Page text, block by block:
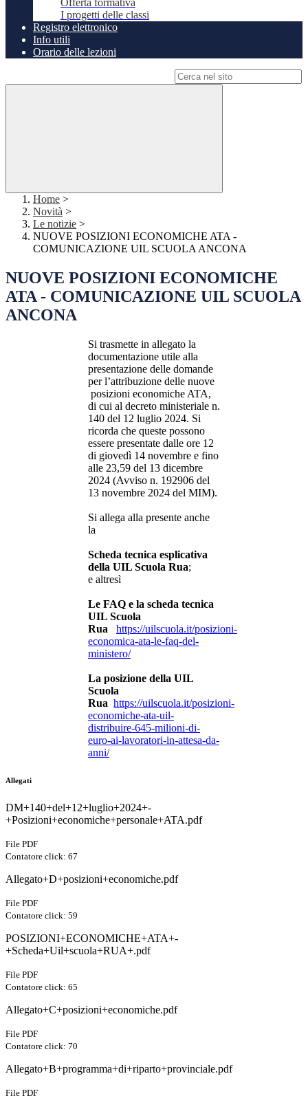
Offerta formativa
I progetti delle classi
Registro elettronico
Info utili
Orario delle lezioni
Home >
Novità >
Le notizie >
NUOVE POSIZIONI ECONOMICHE ATA -
COMUNICAZIONE UIL SCUOLA ANCONA
NUOVE POSIZIONI ECONOMICHE
ATA - COMUNICAZIONE UIL SCUOLA
ANCONA
Si trasmette in allegato la
documentazione utile alla
presentazione delle domande
per l’attribuzione delle nuove
posizioni economiche ATA,
di cui al decreto ministeriale n.
140 del 12 luglio 2024. Si
ricorda che queste possono
essere presentate dalle ore 12
di giovedì 14 novembre e fino
alle 23,59 del 13 dicembre
2024 (Avviso n. 192906 del
13 novembre 2024 del MIM).
Si allega alla presente anche
la
Scheda tecnica esplicativa
della UIL Scuola Rua;
e altresì
Le FAQ e la scheda tecnica
UIL Scuola
Rua
https://uilscuola.it/posizioni-
economica-ata-le-faq-del-
ministero/
La posizione della UIL
Scuola
Rua https://uilscuola.it/posizioni-
economiche-ata-uil-
distribuire-645-milioni-di-
euro-ai-lavoratori-in-attesa-da-
anni/
Allegati
DM+140+del+12+luglio+2024+-
+Posizioni+economiche+personale+ATA.pdf
File PDF
Contatore click: 67
Allegato+D+posizioni+economiche.pdf
File PDF
Contatore click: 59
POSIZIONI+ECONOMICHE+ATA+-
+Scheda+Uil+scuola+RUA+.pdf
File PDF
Contatore click: 65
Allegato+C+posizioni+economiche.pdf
File PDF
Contatore click: 70
Allegato+B+programma+di+riparto+provinciale.pdf
File PDF